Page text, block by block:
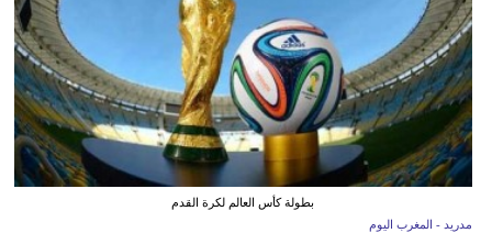
بطولة كأس العالم لكرة القدم
مدريد - المغرب اليوم